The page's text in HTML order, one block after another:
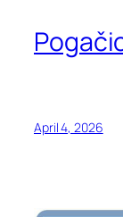
April 4, 2026